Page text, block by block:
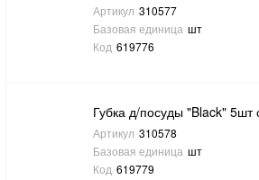
Артикул 310577
Базовая единица шт
Код 619776
Губка д/посуды "Black"
Артикул 310578
Базовая единица шт
Код 619779